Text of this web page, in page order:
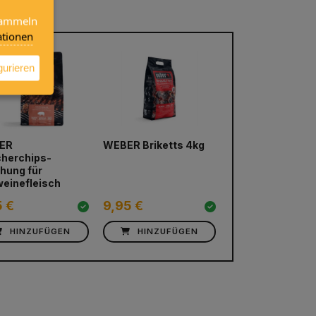
für
€
HINZUFÜGEN
WEBER Briketts 4kg
9,95 €
HINZUFÜGEN
next